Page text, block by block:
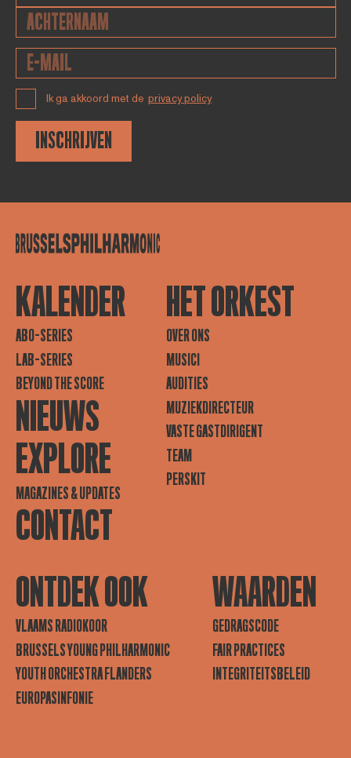
Ik ga akkoord met de privacy policy
INSCHRIJVEN
KALENDER
ABO-SERIES
LAB-SERIES
BEYOND THE SCORE
NIEUWS
EXPLORE
MAGAZINES & UPDATES
CONTACT
HET ORKEST
OVER ONS
MUSICI
AUDITIES
MUZIEKDIRECTEUR
VASTE GASTDIRIGENT
TEAM
PERSKIT
ONTDEK OOK
VLAAMS RADIOKOOR
BRUSSELS YOUNG PHILHARMONIC
YOUTH ORCHESTRA FLANDERS
EUROPASINFONIE
WAARDEN
GEDRAGSCODE
FAIR PRACTICES
INTEGRITEITSBELEID